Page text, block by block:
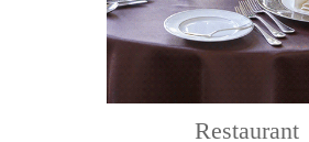
Restaurant